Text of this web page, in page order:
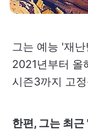
그는 예능 '재
2021년부터 올
시즌3까지 고
한편, 그는 최